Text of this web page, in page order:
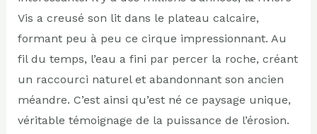
Vis a creusé son lit dans le plateau calcaire,
formant peu à peu ce cirque impressionnant. Au
fil du temps, l’eau a fini par percer la roche, créant
un raccourci naturel et abandonnant son ancien
méandre. C’est ainsi qu’est né ce paysage unique,
véritable témoignage de la puissance de l’érosion.